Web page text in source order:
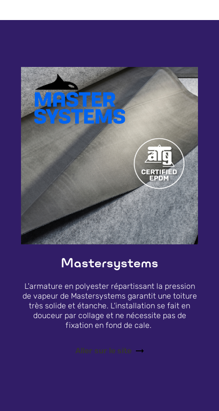
Mastersystems
L'armature en polyester répartissant la pression
de vapeur de Mastersystems garantit une toiture
très solide et étanche. L'installation se fait en
douceur par collage et ne nécessite pas de
fixation en fond de cale.
Aller sur le site